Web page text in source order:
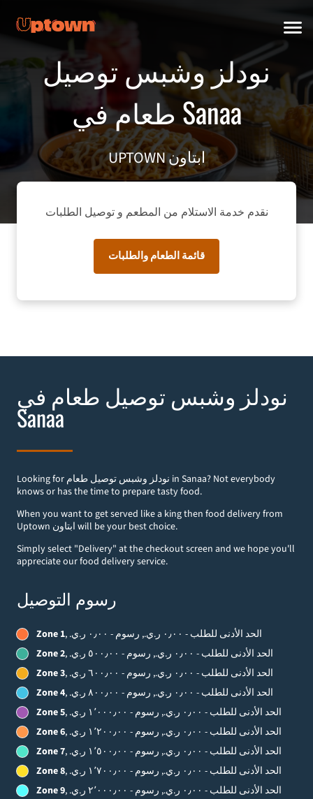
نودلز وشبس توصيل
طعام في Sanaa
UPTOWN ابتاون
نقدم خدمة الاستلام من المطعم و توصيل الطلبات
قائمة الطعام والطلبات
نودلز وشبس توصيل طعام في
Sanaa
Looking for نودلز وشبس توصيل طعام in Sanaa? Not everybody
knows or has the time to prepare tasty food.
When you want to get served like a king then food delivery from
Uptown ابتاون will be your best choice.
Simply select "Delivery" at the checkout screen and we hope you'll
appreciate our food delivery service.
رسوم التوصيل
Zone 1
, الحد الأدنى للطلب - ‏٠٫٠٠ ر.ي.‏, رسوم - ‏٠٫٠٠ ر.ي.‏
Zone 2
, الحد الأدنى للطلب - ‏٠٫٠٠ ر.ي.‏, رسوم - ‏٥٠٠٫٠٠ ر.ي.‏
Zone 3
, الحد الأدنى للطلب - ‏٠٫٠٠ ر.ي.‏, رسوم - ‏٦٠٠٫٠٠ ر.ي.‏
Zone 4
, الحد الأدنى للطلب - ‏٠٫٠٠ ر.ي.‏, رسوم - ‏٨٠٠٫٠٠ ر.ي.‏
Zone 5
, الحد الأدنى للطلب - ‏٠٫٠٠ ر.ي.‏, رسوم - ‏١٬٠٠٠٫٠٠ ر.ي.‏
Zone 6
, الحد الأدنى للطلب - ‏٠٫٠٠ ر.ي.‏, رسوم - ‏١٬٢٠٠٫٠٠ ر.ي.‏
Zone 7
, الحد الأدنى للطلب - ‏٠٫٠٠ ر.ي.‏, رسوم - ‏١٬٥٠٠٫٠٠ ر.ي.‏
Zone 8
, الحد الأدنى للطلب - ‏٠٫٠٠ ر.ي.‏, رسوم - ‏١٬٧٠٠٫٠٠ ر.ي.‏
Zone 9
, الحد الأدنى للطلب - ‏٠٫٠٠ ر.ي.‏, رسوم - ‏٢٬٠٠٠٫٠٠ ر.ي.‏